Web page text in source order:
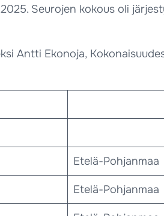
Seurojen kokous oli
Antti Ekonoja,
Etelä-Pohjanmaa
Etelä-Pohjanmaa